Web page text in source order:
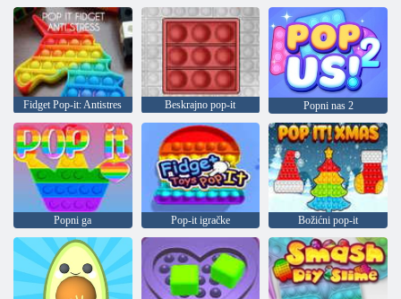
Fidget Pop-it: Antistres Beskrajno pop-it Popni nas 2
Popni ga Pop-it igračke Božićni pop-it